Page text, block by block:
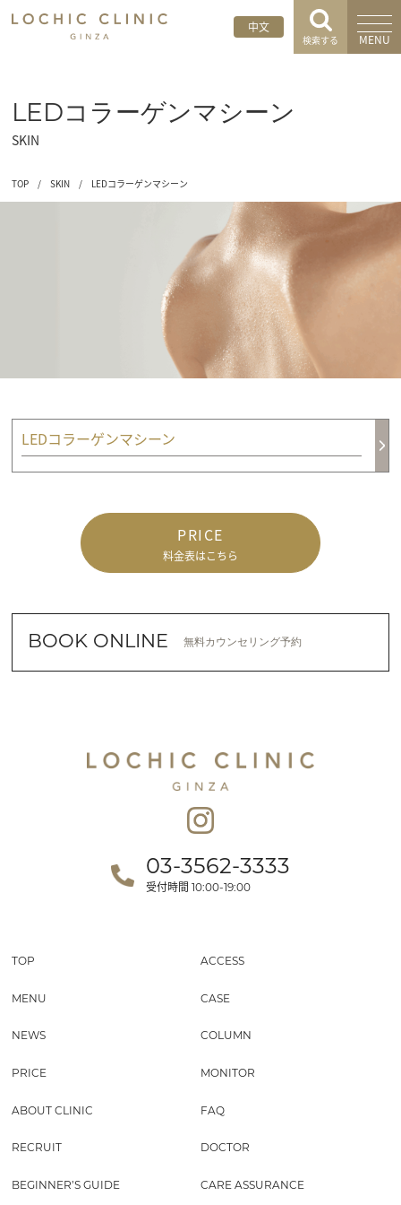
中文
検索する MENU
LEDコラーゲンマシーン
SKIN
TOP / SKIN / LEDコラーゲンマシーン
LEDコラーゲンマシーン
PRICE
料金表はこちら
BOOK ONLINE 無料カウンセリング予約
03-3562-3333
受付時間 10:00-19:00
TOP ACCESS
MENU CASE
NEWS COLUMN
PRICE MONITOR
ABOUT CLINIC FAQ
RECRUIT DOCTOR
BEGINNER’S GUIDE CARE ASSURANCE